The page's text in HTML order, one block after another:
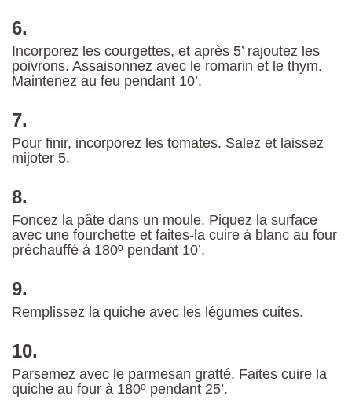
6.
Incorporez les courgettes, et après 5’ rajoutez les
poivrons. Assaisonnez avec le romarin et le thym.
Maintenez au feu pendant 10’.
7.
Pour finir, incorporez les tomates. Salez et laissez
mijoter 5.
8.
Foncez la pâte dans un moule. Piquez la surface
avec une fourchette et faites-la cuire à blanc au four
préchauffé à 180º pendant 10’.
9.
Remplissez la quiche avec les légumes cuites.
10.
Parsemez avec le parmesan gratté. Faites cuire la
quiche au four à 180º pendant 25’.